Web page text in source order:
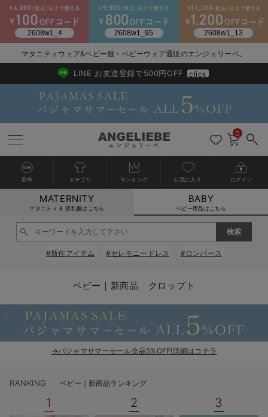
新生児服全て
ベビー服全て
ロンパース・カバーオール
ベビー ブルマ
ベビー スカート
ベビー アウター
シーズンアイテム全て
ベビー・新生児 寝具全て
ベビーベッド・布団 （ベビー・新生児）
ベビー 雑貨全て
ベビーチェア（ハイローチェア）・ベビーラック
ベビー 雑貨 小物
ベビー安全グッズ
メモリアルグッズ
お出かけグッズ全て
ベビー｜季節の特集全て
猛暑からベビーを守るひんやりグッズ
ベビーの動物なりきり特集
ベビー 夏のお役立ちグッズ特集
袴ロンパース特集
アウトレット全て
【アウトレット】ワンピース
【アウトレット】パジャマ
【アウトレット】インナー
特集全て
抗菌防臭加工
コットン素材
Tシャツブラ
再入荷全て
再入荷｜インナー
戻る
送料無料アイテム全て
ワンピース
スカート
パジャマ
戻る
ブラキャミ おまとめ
戻る
【37周年祭セール】
【37周年祭セール】
戻る
気温差別オススメア
【15℃】3月下旬～
戻る
動きやすく着回しで
戻る
強撚スムース(コスパ
戻る
マタニティウェア
【おまとめ割】パジ
戻る
こだわりの履き心地
カジュアル
オフィス
戻る
ジャケット派
きれいめ美脚パンツ派
ツィード派
セットアップ派
戻る
出産準備応援割全て
マタニティパジャマ
戻る
【オフィスカジュア
戻る
レギンスタイプ
戻る
【フォーマル】ワン
戻る
【ベビー】長袖
戻る
ハンカチ
短肌着
セット
戻る
快適ウェア10%OFF
快適ウェア10%OFF
戻る
春のマタニティワン
セットアップ・ レイ
ジャンパースカート/
ワーク・オフィス
フォーマル / オケー
戻る
Gift Selection 出産
〜3,000円（税込）
10,001円（税込）〜
女の子におススメの
定番ギフト
戻る
冬の冷え対策インナ
薄くてあったか
保温&リカバリー
レギンス・タイツ
あったか度◎
戻る
入院準備の持ち物チ
入院してすぐ使うグ
戻る
冬のあったか特集全て
【冬のあったか特集
【冬のあったか特集
マタニティウェア&ベビー服・ベビーウェア通販のエンジェリーベ。
2026/NewArrival
送料495円(一部地域を除く) 7,700円以上で送料無料
LINE お友達登録で500円OFF click
0
新作 カテゴリ ランキング お気に入り ログイン
MATERNITY
マタニティ & 授乳服はこちら
BABY
ベビー用品はこちら
#新作アイテム #セレモニードレス #ロンパース
ベビー｜新商品 クロップト
→パジャマサマーセール全品5%OFF!詳細はコチラ
RANKING ベビー｜新商品ランキング
1 2 3
カートに入れる
閉じる